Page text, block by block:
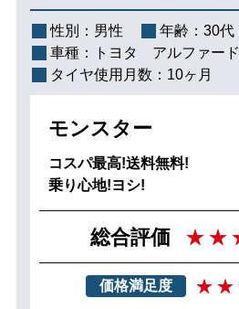
性別： 男性 年齢： 30代
車種：
トヨタ アルファード
タイヤ使用月数： 10ヶ月
モンスター
コスパ最高!送料無料!
乗り心地!ヨシ!
総合評価
価格満足度